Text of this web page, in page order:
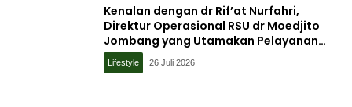
Kenalan dengan dr Rif’at Nurfahri,
Direktur Operasional RSU dr Moedjito
Jombang yang Utamakan Pelayanan
Ilmiah
Lifestyle 26 Juli 2026